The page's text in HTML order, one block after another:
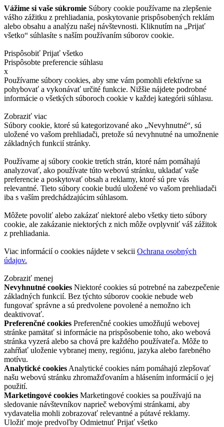
Vážime si vaše súkromie Súbory cookie používame na zlepšenie
vášho zážitku z prehliadania, poskytovanie prispôsobených reklám
alebo obsahu a analýzu našej návštevnosti. Kliknutím na „Prijať
všetko“ súhlasíte s naším používaním súborov cookie.
Prispôsobiť Prijať všetko
Prispôsobte preferencie súhlasu
x
Používame súbory cookies, aby sme vám pomohli efektívne sa
pohybovať a vykonávať určité funkcie. Nižšie nájdete podrobné
informácie o všetkých súboroch cookie v každej kategórii súhlasu.
Zobraziť viac
Súbory cookie, ktoré sú kategorizované ako „Nevyhnutné“, sú
uložené vo vašom prehliadači, pretože sú nevyhnutné na umožnenie
základných funkcií stránky.
Používame aj súbory cookie tretích strán, ktoré nám pomáhajú
analyzovať, ako používate túto webovú stránku, ukladať vaše
preferencie a poskytovať obsah a reklamy, ktoré sú pre vás
relevantné. Tieto súbory cookie budú uložené vo vašom prehliadači
iba s vaším predchádzajúcim súhlasom.
Môžete povoliť alebo zakázať niektoré alebo všetky tieto súbory
cookie, ale zakázanie niektorých z nich môže ovplyvniť váš zážitok
z prehliadania.
Viac informácií o cookies nájdete v sekcii Ochrana osobných
údajov.
Zobraziť menej
Nevyhnutné cookies Niektoré cookies sú potrebné na zabezpečenie
základných funkcií. Bez týchto súborov cookie nebude web
fungovať správne a sú predvolene povolené a nemožno ich
deaktivovať.
Preferenčné cookies Preferenčné cookies umožňujú webovej
stránke pamätať si informácie na prispôsobenie toho, ako webová
stránka vyzerá alebo sa chová pre každého používateľa. Môže to
zahŕňať uloženie vybranej meny, regiónu, jazyka alebo farebného
motívu.
Analytické cookies Analytické cookies nám pomáhajú zlepšovať
našu webovú stránku zhromažďovaním a hlásením informácií o jej
použití.
Marketingové cookies Marketingové cookies sa používajú na
sledovanie návštevníkov naprieč webovými stránkami, aby
vydavatelia mohli zobrazovať relevantné a pútavé reklamy.
Uložiť moje predvoľby Odmietnuť Prijať všetko